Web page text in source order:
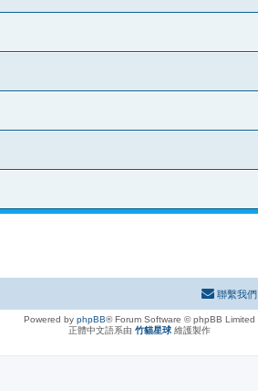
聯繫我們
Powered by phpBB® Forum Software © phpBB Limited
正體中文語系由 竹貓星球 維護製作